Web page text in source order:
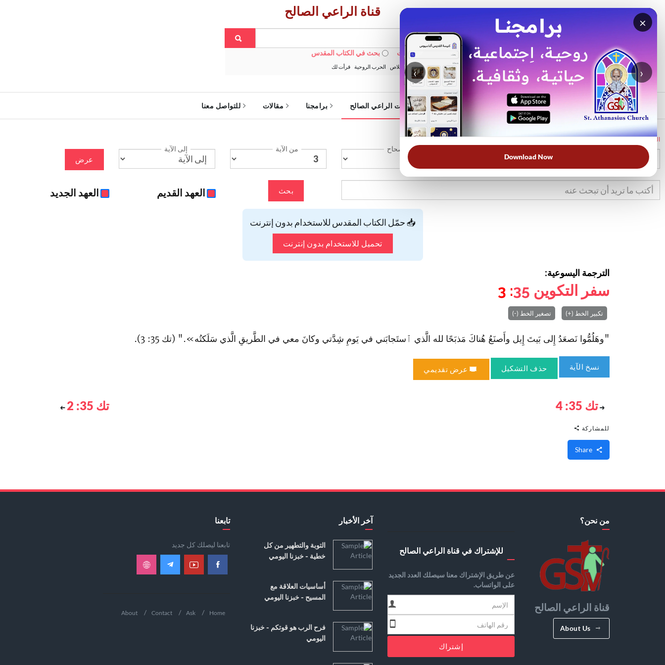
×
‹ ›
Download Now
قناة الراعي الصالح
بحث في الويبسايت بحث في الكتاب المقدس
الأكثر بحثًا: خبزنا اليومي الخلاص الحرب الروحية قرأت لك
الرئيسية خدمات الراعي الصالح برامجنا مقالات للتواصل معنا
الرئيسية
الإصحاح من الآية إلى الآية
عرض
بحث العهد القديم العهد الجديد
📥 حمّل الكتاب المقدس للاستخدام بدون إنترنت
تحميل للاستخدام بدون إنترنت
الترجمة اليسوعية:
سفر التكوين 35
: 3
تكبير الخط (+) تصغير الخط (-)
"وهَلُمُّوا نَصعَدُ إِلى بَيتَ إِيل وأَصنَعُ هُناكَ مَذبَحًا لله الَّذي ٱستَجابَني في يَومِ شِدَّتي وكانَ معي في الطَّريقِ الَّذي سَلَكتُه»." (تك 35: 3).
نسخ الآية حذف التشكيل عرض تقديمي
تك 35: 4 تك 35: 2
للمشاركة
من نحن؟
قناة الراعي الصالح
About Us
للإشتراك في قناة الراعي الصالح
عن طريق الإشتراك معنا سيصلك العدد الجديد
على الواتساب.
إشتراك
آخر الأخبار
التوبة والتطهير من كل
خطية - خبزنا اليومي
أساسيات العلاقة مع
المسيح - خبزنا اليومي
فرح الرب هو قوتكم - خبزنا
اليومي
تابعنا
تابعنا ليصلك كل جديد
Home
Ask
Contact
About